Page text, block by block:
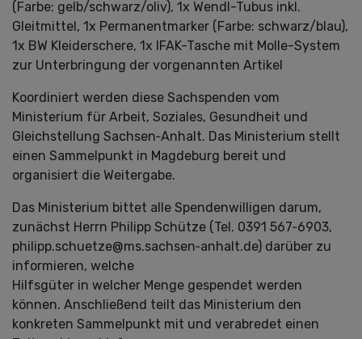
(Farbe: gelb/schwarz/oliv), 1x Wendl-Tubus inkl.
Gleitmittel, 1x Permanentmarker (Farbe: schwarz/blau),
1x BW Kleiderschere, 1x IFAK-Tasche mit Molle-System
zur Unterbringung der vorgenannten Artikel
Koordiniert werden diese Sachspenden vom
Ministerium für Arbeit, Soziales, Gesundheit und
Gleichstellung Sachsen‐Anhalt. Das Ministerium stellt
einen Sammelpunkt in Magdeburg bereit und
organisiert die Weitergabe.
Das Ministerium bittet alle Spendenwilligen darum,
zunächst Herrn Philipp Schütze (Tel. 0391 567‐6903,
philipp.schuetze@ms.sachsen‐anhalt.de) darüber zu
informieren, welche
Hilfsgüter in welcher Menge gespendet werden
können. Anschließend teilt das Ministerium den
konkreten Sammelpunkt mit und verabredet einen